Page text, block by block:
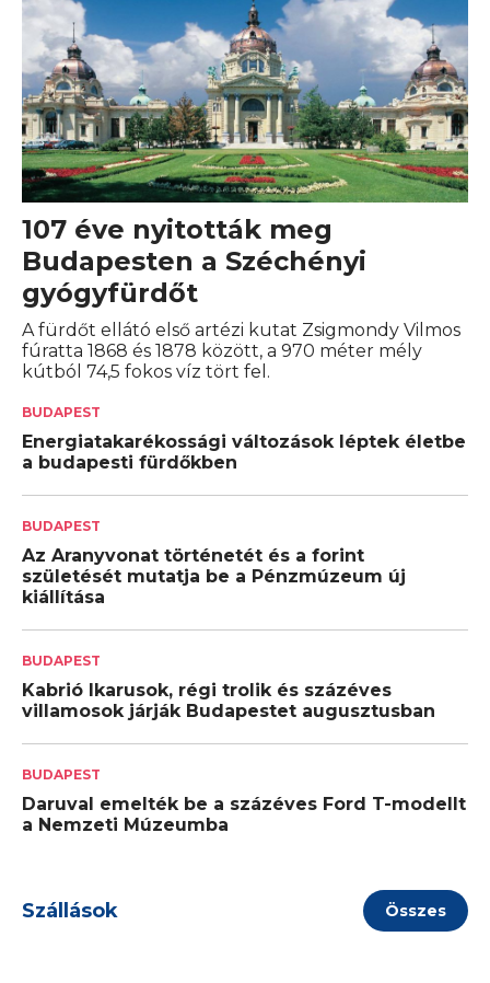
107 éve nyitották meg
Budapesten a Széchényi
gyógyfürdőt
A fürdőt ellátó első artézi kutat Zsigmondy Vilmos
fúratta 1868 és 1878 között, a 970 méter mély
kútból 74,5 fokos víz tört fel.
BUDAPEST
Energiatakarékossági változások léptek életbe
a budapesti fürdőkben
BUDAPEST
Az Aranyvonat történetét és a forint
születését mutatja be a Pénzmúzeum új
kiállítása
BUDAPEST
Kabrió Ikarusok, régi trolik és százéves
villamosok járják Budapestet augusztusban
BUDAPEST
Daruval emelték be a százéves Ford T-modellt
a Nemzeti Múzeumba
Szállások Összes